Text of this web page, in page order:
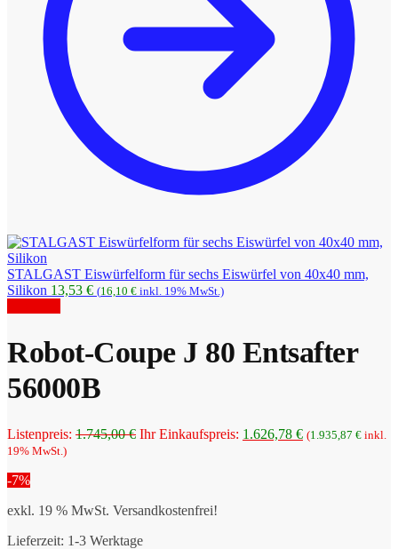
STALGAST Eiswürfelform für sechs Eiswürfel von 40x40 mm,
Silikon 13,53 € (16,10 € inkl. 19% MwSt.)
Robot-Coupe J 80 Entsafter
56000B
Listenpreis: 1.745,00€ Ursprünglicher
Ihr Einkaufspreis: 1.626,78 €Aktueller
(1.935,87 € inkl.
19% MwSt.)
-7%
exkl. 19 % MwSt. Versandkostenfrei!
Lieferzeit: 1-3 Werktage